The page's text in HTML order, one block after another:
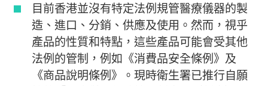
目前香港並沒有特定法例規管醫療儀器的製
造、進口、分銷、供應及使用。然而，視乎
產品的性質和特點，這些產品可能會受其他
法例的管制，例如《消費品安全條例》及
《商品說明條例》。現時衛生署已推行自願